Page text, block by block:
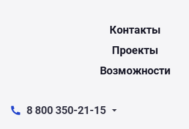
Контакты
Проекты
Возможности
8 800 350-21-15